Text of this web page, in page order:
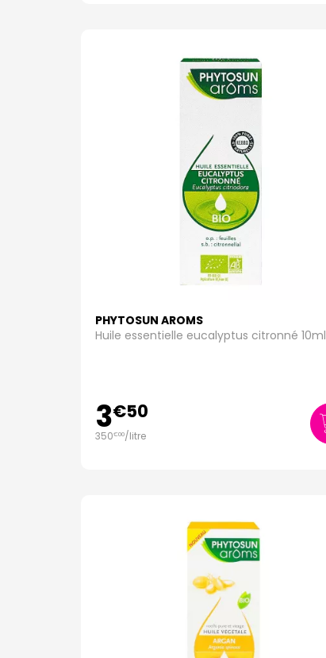
PHYTOSUN AROMS
Huile essentielle eucalyptus citronné 10ml
3€50
350€00/litre